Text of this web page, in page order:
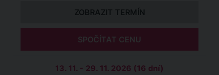
ZOBRAZIT TERMÍN
SPOČÍTAT CENU
13. 11. - 29. 11. 2026 (16 dní)